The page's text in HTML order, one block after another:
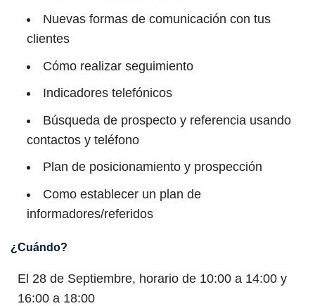
Nuevas formas de comunicación con tus
clientes
Cómo realizar seguimiento
Indicadores telefónicos
Búsqueda de prospecto y referencia usando
contactos y teléfono
Plan de posicionamiento y prospección
Como establecer un plan de
informadores/referidos
¿Cuándo?
El 28 de Septiembre, horario de 10:00 a 14:00 y
16:00 a 18:00